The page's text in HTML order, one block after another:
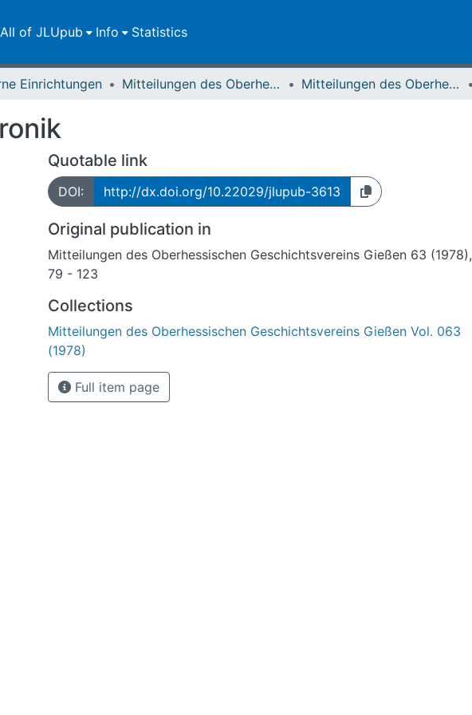
All of JLUpub Info Statistics
Einrichtungen Mitteilungen des Oberhessischen Geschichtsvereins Gießen Mitteilungen des Oberhessischen Geschichtsvereins Gießen Vol. 063 (1978)
Quotable link
DOI: http://dx.doi.org/10.22029/jlupub-3613
Original publication in
Mitteilungen des Oberhessischen Geschichtsvereins Gießen 63 (1978),
79 - 123
Collections
Mitteilungen des Oberhessischen Geschichtsvereins Gießen Vol. 063
(1978)
Full item page